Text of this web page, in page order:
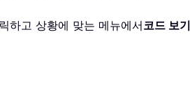
하고 상황에 맞는 메뉴에서코드 보기